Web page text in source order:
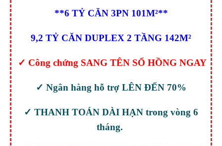
**6 TỶ CĂN 3PN 101M²**
9,2 TỶ CĂN DUPLEX 2 TẦNG 142M²
✓ Công chứng SANG TÊN SỔ HỒNG NGAY
✓ Ngân hàng hỗ trợ LÊN ĐẾN 70%
✓ THANH TOÁN DÀI HẠN trong vòng 6
tháng.